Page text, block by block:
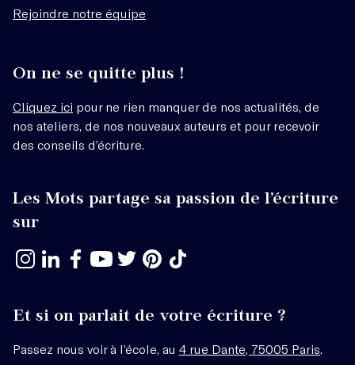
Rejoindre notre équipe
On ne se quitte plus !
Cliquez ici pour ne rien manquer de nos actualités, de
nos ateliers, de nos nouveaux auteurs et pour recevoir
des conseils d’écriture.
Les Mots partage sa passion de l’écriture
sur
Et si on parlait de votre écriture ?
Passez nous voir à l’école, au 4 rue Dante, 75005 Paris